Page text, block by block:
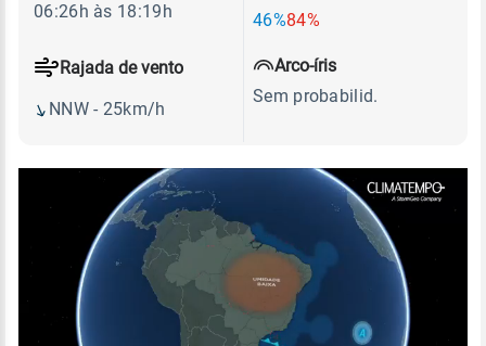
46%84%
Rajada de vento
NNW - 25km/h
06:26h às 18:19h
Arco-íris
Sem probabilid.